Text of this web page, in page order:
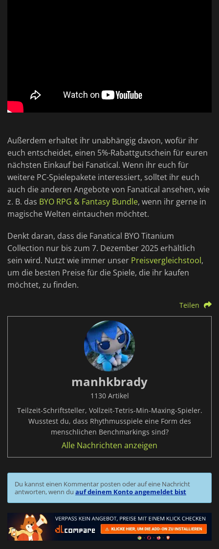
Außerdem erhaltet ihr unabhängig davon, wofür ihr
euch entscheidet, einen 5%-Rabattgutschein für euren
nächsten Einkauf bei Fanatical. Wenn ihr euch für
weitere PC-Spielepakete interessiert, solltet ihr euch
auch die anderen Angebote von Fanatical ansehen, wie
z. B. das BYO RPG & Fantasy Bundle, wenn ihr gerne in
magische Welten eintauchen möchtet.
Denkt daran, dass die Fanatical BYO Titanium
Collection nur bis zum 7. Dezember 2025 erhältlich
sein wird. Nutzt wie immer unser Preisvergleichstool,
um die besten Preise für die Spiele, die ihr kaufen
möchtet, zu finden.
Teilen
manhkbrady
1130 Artikel
Teilzeit-Schriftsteller, Vollzeit-Tetris-Min-Maxing-Spieler.
Wusstest du, dass Rhythmusspiele eine Form des
menschlichen Benchmarkings sind?
Alle Nachrichten anzeigen
Du kannst einen Kommentar posten oder auf eine Nachricht
antworten, wenn du auf deinem Konto angemeldet bist